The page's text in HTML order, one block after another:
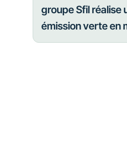
groupe Sfil réalise
émission verte en